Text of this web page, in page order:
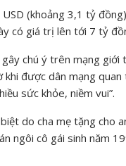
(khoảng 3,1 tỷ
có giá trị lên tới 7 tỷ
chú ý trên mạng
khi được dân mạng
sức khỏe, niềm vui”.
do cha mẹ tặng cho
ngôi cô gái sinh năm